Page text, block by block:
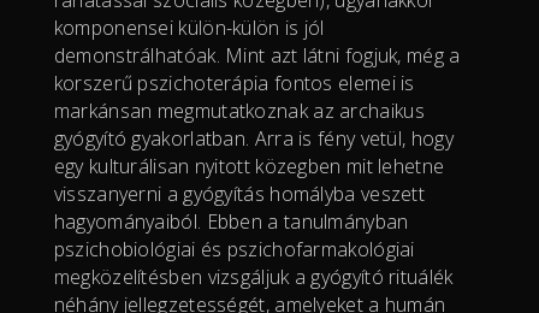
komponensei külön-külön is jól
demonstrálhatóak. Mint azt látni fogjuk, még a
korszerű pszichoterápia fontos elemei is
markánsan megmutatkoznak az archaikus
gyógyító gyakorlatban. Arra is fény vetül, hogy
egy kulturálisan nyitott közegben mit lehetne
visszanyerni a gyógyítás homályba veszett
hagyományaiból. Ebben a tanulmányban
pszichobiológiai és pszichofarmakológiai
megközelítésben vizsgáljuk a gyógyító rituálék
néhány jellegzetességét, amelyeket a humán